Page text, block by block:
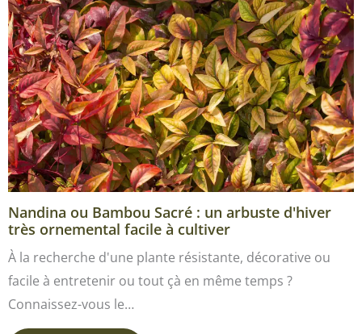
Nandina ou Bambou Sacré : un arbuste d'hiver
très ornemental facile à cultiver
À la recherche d'une plante résistante, décorative ou
facile à entretenir ou tout çà en même temps ?
Connaissez-vous le…